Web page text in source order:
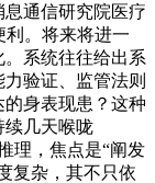
通信研究院医疗
。将来将进一
系统往往给出系
验证、监管法则
身表现患？这种
续几天喉咙
理，焦点是“阐发
复杂，其不只依